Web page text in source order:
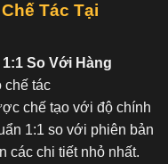
hế Tác Tại
So Với Hàng
chế tác
chế tạo với độ chính
1:1 so với phiên bản
các chi tiết nhỏ nhất.